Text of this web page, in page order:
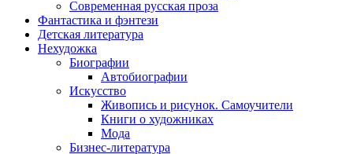
Современная русская проза
Фантастика и фэнтези
Детская литература
Нехудожка
Биографии
Автобиографии
Искусство
Живопись и рисунок. Самоучители
Книги о художниках
Мода
Бизнес-литература